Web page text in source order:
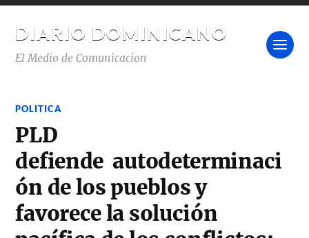
DIARIO DOMINICANO
El Medio de Comunicacion
POLITICA
PLD
defiende autodeterminaci
ón de los pueblos y
favorece la solución